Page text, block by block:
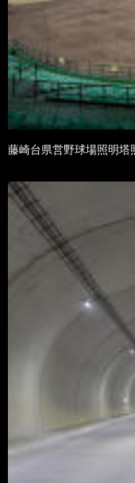
藤崎台県営野球場照明